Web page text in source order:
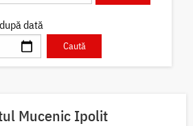
dată
Mucenic Ipolit